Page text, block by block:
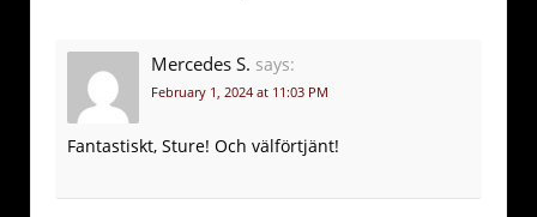
Mercedes S. says:
February 1, 2024 at 11:03 PM
Fantastiskt, Sture! Och välförtjänt!